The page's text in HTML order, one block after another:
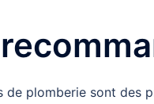
de plomberie sont des